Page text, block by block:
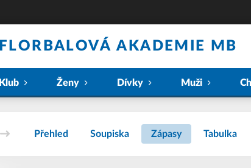
FLORBALOVÁ AKADEMIE MB
Klub Ženy Dívky Muži
Přehled Soupiska Zápasy Tabulka